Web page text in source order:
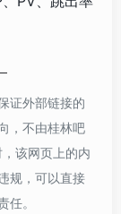
证外部链接的
，不由桂林吧
该网页上的内
规，可以直接
任。